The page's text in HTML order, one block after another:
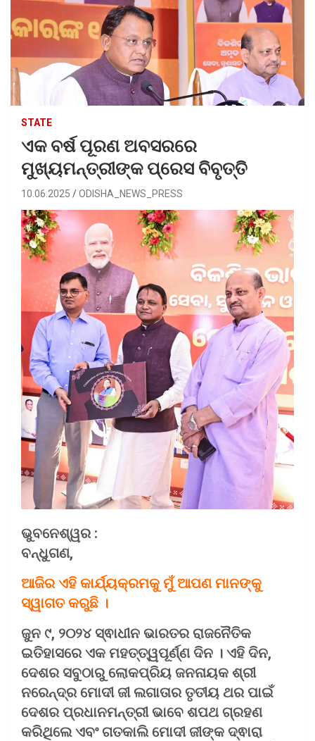
STATE
ଏକ ବର୍ଷ ପୂରଣ ଅବସରରେ
ମୁଖ୍ୟମନ୍ତ୍ରୀଙ୍କ ପ୍ରେସ ବିବୃତ୍ତି
10.06.2025 ODISHA_NEWS_PRESS
ଭୁବନେଶ୍ୱର :
ବନ୍ଧୁଗଣ,
ଆଜିର ଏହି କାର୍ଯ୍ୟକ୍ରମକୁ ମୁଁ ଆପଣ ମାନଙ୍କୁ
ସ୍ୱାଗତ କରୁଛି ।
ଜୁନ ୯, ୨୦୨୪ ସ୍ଵାଧୀନ ଭାରତର ରାଜନୈତିକ
ଇତିହାସରେ ଏକ ମହତ୍ତ୍ୱପୂର୍ଣ୍ଣ ଦିନ । ଏହି ଦିନ,
ଦେଶର ସବୁଠାରୁ ଲୋକପ୍ରିୟ ଜନନାୟକ ଶ୍ରୀ
ନରେନ୍ଦ୍ର ମୋଦୀ ଜୀ ଲଗାତାର ତୃତୀୟ ଥର ପାଇଁ
ଦେଶର ପ୍ରଧାନମନ୍ତ୍ରୀ ଭାବେ ଶପଥ ଗ୍ରହଣ
କରିଥିଲେ ଏବଂ ଗତକାଲି ମୋଦୀ ଜୀଙ୍କ ଦ୍ଵାରା